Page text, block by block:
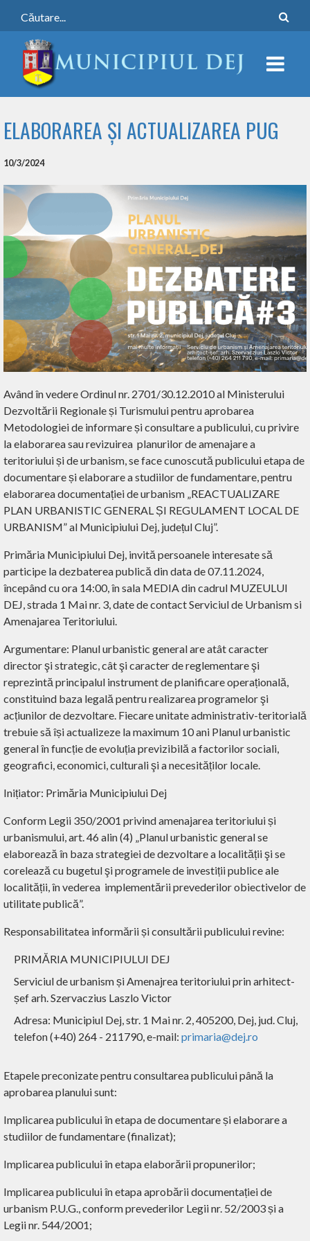
ELABORAREA ȘI ACTUALIZAREA PUG
10/3/2024
Având în vedere Ordinul nr. 2701/30.12.2010 al Ministerului
Dezvoltării Regionale și Turismului pentru aprobarea
Metodologiei de informare și consultare a publicului, cu privire
la elaborarea sau revizuirea planurilor de amenajare a
teritoriului și de urbanism, se face cunoscută publicului etapa de
documentare și elaborare a studiilor de fundamentare, pentru
elaborarea documentației de urbanism „REACTUALIZARE
PLAN URBANISTIC GENERAL ȘI REGULAMENT LOCAL DE
URBANISM” al Municipiului Dej, județul Cluj”.
Primăria Municipiului Dej, invită persoanele interesate să
participe la dezbaterea publică din data de 07.11.2024,
începând cu ora 14:00, în sala MEDIA din cadrul MUZEULUI
DEJ, strada 1 Mai nr. 3, date de contact Serviciul de Urbanism si
Amenajarea Teritoriului.
Argumentare: Planul urbanistic general are atât caracter
director şi strategic, cât şi caracter de reglementare şi
reprezintă principalul instrument de planificare operațională,
constituind baza legală pentru realizarea programelor şi
acțiunilor de dezvoltare. Fiecare unitate administrativ-teritorială
trebuie să își actualizeze la maximum 10 ani Planul urbanistic
general în funcție de evoluția previzibilă a factorilor sociali,
geografici, economici, culturali şi a necesităților locale.
Inițiator: Primăria Municipiului Dej
Conform Legii 350/2001 privind amenajarea teritoriului și
urbanismului, art. 46 alin (4) „Planul urbanistic general se
elaborează în baza strategiei de dezvoltare a localității şi se
corelează cu bugetul şi programele de investiții publice ale
localității, în vederea implementării prevederilor obiectivelor de
utilitate publică”.
Responsabilitatea informării și consultării publicului revine:
PRIMĂRIA MUNICIPIULUI DEJ
Serviciul de urbanism și Amenajrea teritoriului prin arhitect-
șef arh. Szervaczius Laszlo Victor
Adresa: Municipiul Dej, str. 1 Mai nr. 2, 405200, Dej, jud. Cluj,
telefon (+40) 264 - 211790, e-mail: primaria@dej.ro
Etapele preconizate pentru consultarea publicului până la
aprobarea planului sunt:
Implicarea publicului în etapa de documentare și elaborare a
studiilor de fundamentare (finalizat);
Implicarea publicului în etapa elaborării propunerilor;
Implicarea publicului în etapa aprobării documentației de
urbanism P.U.G., conform prevederilor Legii nr. 52/2003 și a
Legii nr. 544/2001;